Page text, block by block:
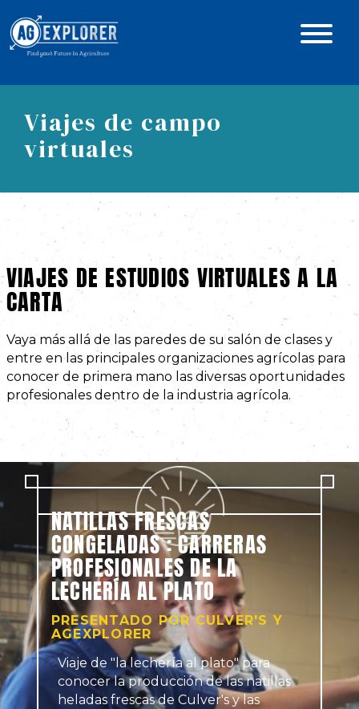
Viajes de campo
virtuales
VIAJES DE ESTUDIOS VIRTUALES A LA
CARTA
Vaya más allá de las paredes de su salón de clases y
entre en las principales organizaciones agrícolas para
conocer de primera mano las diversas oportunidades
profesionales dentro de la industria agrícola.
NATILLAS FRESCAS
CONGELADAS : CARRERAS
PROFESIONALES DE LA
LECHERÍA AL PLATO
PRESENTADO POR CULVER'S Y
AGEXPLORER
Viaje de "la lechería al plato" para
conocer la producción de las natillas
heladas frescas de Culver's y las